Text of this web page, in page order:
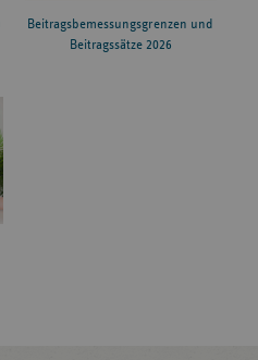
Beitragsbemessungsgrenzen und
Beitragssätze 2026